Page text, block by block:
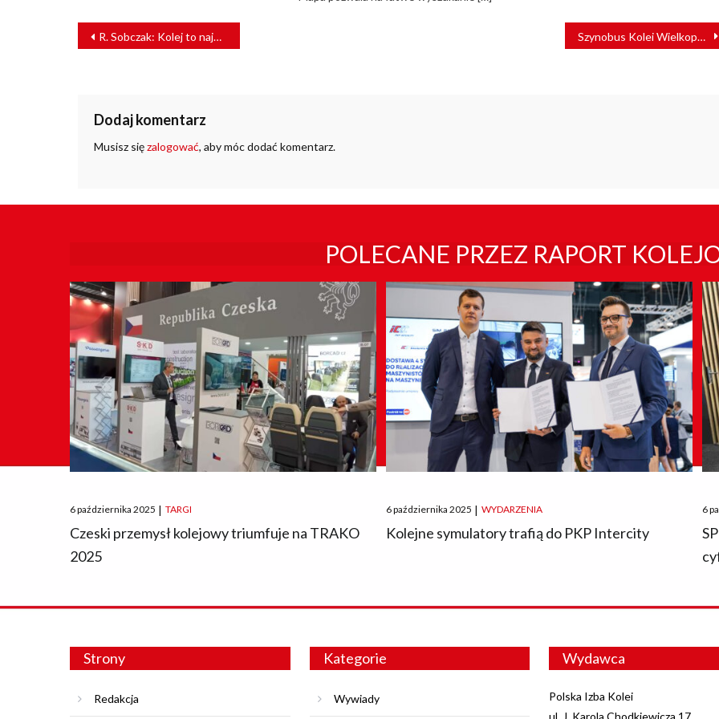
NAWIGACJA
WPISU
R. Sobczak: Kolej to najbardziej ekologiczny środek transportu Szynobus Kolei Wielkopolskich zderzył się z samochodem osobowym [AKTUALIZACJA]
Dodaj komentarz
Musisz sięzalogować, aby móc dodać komentarz.
POLECANE PRZEZ RAPORT
Posted
on
6 października 2025 | TARGI
Czeski przemysł kolejowy triumfuje na TRAKO
2025
Posted
on
6 października 2025 | WYDARZENIA
Kolejne symulatory trafią do PKP Intercity
on
6
Strony
Redakcja
Kategorie
Wywiady
Wydawca
Polska Izba Kolei
ul. J. Karola Chodkiewicza 17